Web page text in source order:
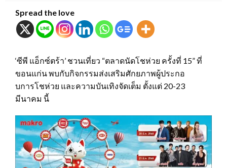
Spread the love
‘ซีพี แอ็กซ์ตร้า’ ชวนเที่ยว “ตลาดนัดโชห่วย ครั้งที่ 15” ที่
ขอนแก่น พบกับกิจกรรมส่งเสริมศักยภาพผู้ประกอ
บการโชห่วย และความบันเทิงจัดเต็ม ตั้งแต่ 20-23
มีนาคม นี้